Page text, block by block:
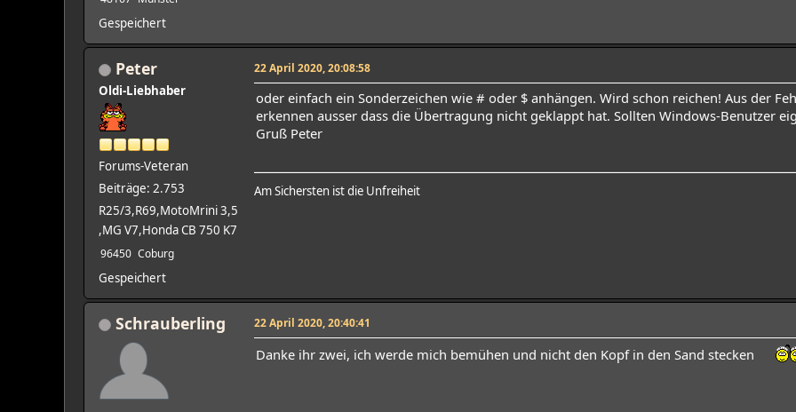
Gespeichert
Peter
Oldi-Liebhaber
Forums-Veteran
Beiträge: 2.753
R25/3,R69,MotoMrini 3,5
,MG V7,Honda CB 750 K7
96450 Coburg
Gespeichert
22 April 2020, 20:08:58
oder einfach ein Sonderzeichen wie # oder $ anhängen. Wird schon reichen! Aus der
erkennen ausser dass die Übertragung nicht geklappt hat. Sollten Windows-Benutzer
Gruß Peter
Am Sichersten ist die Unfreiheit
Schrauberling 22 April 2020, 20:40:41
Danke ihr zwei, ich werde mich bemühen und nicht den Kopf in den Sand stecken